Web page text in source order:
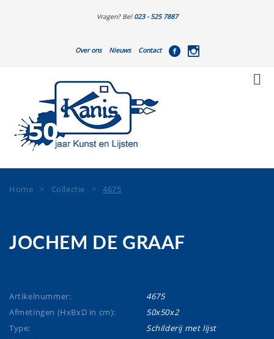
Vragen? Bel 023 - 525 7887
Over ons Nieuws Contact
Home > Collectie >4675
JOCHEM DE GRAAF
Artikelnummer:
4675
Afmetingen (HxBxD in cm):
50x50x2
Type:
Schilderij met lijst